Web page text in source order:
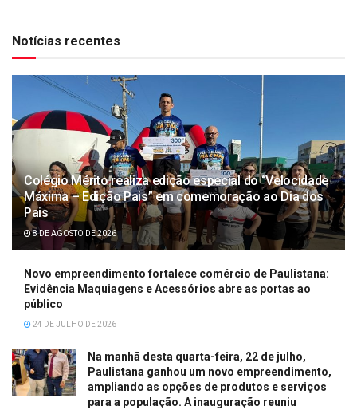
Notícias recentes
Colégio Mérito realiza edição especial do “Velocidade
Máxima – Edição Pais” em comemoração ao Dia dos
Pais
8 DE AGOSTO DE 2026
Novo empreendimento fortalece comércio de Paulistana:
Evidência Maquiagens e Acessórios abre as portas ao
público
24 DE JULHO DE 2026
Na manhã desta quarta-feira, 22 de julho,
Paulistana ganhou um novo empreendimento,
ampliando as opções de produtos e serviços
para a população. A inauguração reuniu